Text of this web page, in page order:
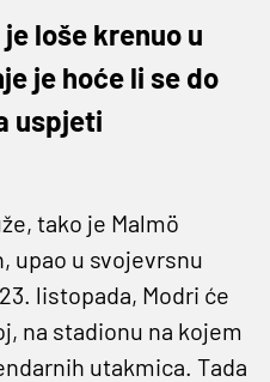
loše krenuo u
je hoće li se do
uspjeti
tako je Malmö
upao u svojevrsnu
listopada, Modri će
na stadionu na kojem
utakmica. Tada